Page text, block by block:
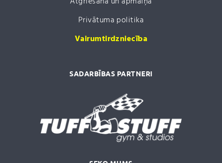
Privātuma politika
Vairumtirdzniecība
SADARBĪBAS PARTNERI